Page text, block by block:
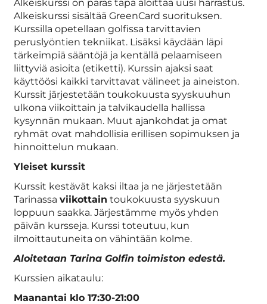
Alkeiskurssi on paras tapa aloittaa uusi harrastus.
Alkeiskurssi sisältää GreenCard suorituksen.
Kurssilla opetellaan golfissa tarvittavien
peruslyöntien tekniikat. Lisäksi käydään läpi
tärkeimpiä sääntöjä ja kentällä pelaamiseen
liittyviä asioita (etiketti). Kurssin ajaksi saat
käyttöösi kaikki tarvittavat välineet ja aineiston.
Kurssit järjestetään toukokuusta syyskuuhun
ulkona viikoittain ja talvikaudella hallissa
kysynnän mukaan. Muut ajankohdat ja omat
ryhmät ovat mahdollisia erillisen sopimuksen ja
hinnoittelun mukaan.
Yleiset kurssit
Kurssit kestävät kaksi iltaa ja ne järjestetään
Tarinassa viikottain toukokuusta syyskuun
loppuun saakka. Järjestämme myös yhden
päivän kursseja. Kurssi toteutuu, kun
ilmoittautuneita on vähintään kolme.
Aloitetaan Tarina Golfin toimiston edestä.
Kurssien aikataulu:
Maanantai klo 17:30-21:00